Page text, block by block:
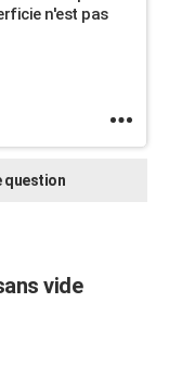
n'est pas
question
vide